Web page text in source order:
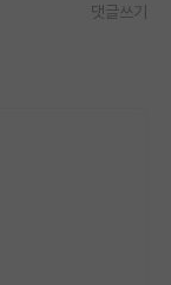
댓글쓰기